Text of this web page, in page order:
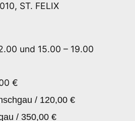
ST. FELIX
und 15.00 – 19.00
€
/ 120,00 €
/ 350,00 €